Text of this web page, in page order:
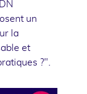
un
la
et
?".